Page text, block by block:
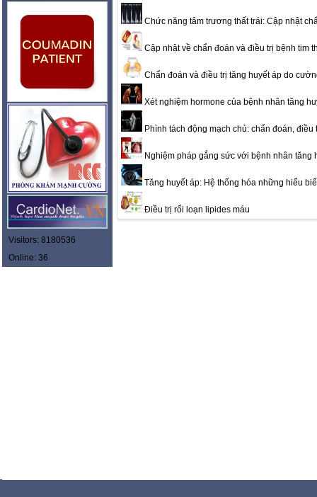
Visitors: 8180536
Online: 36
Chức năng tâm trương thất trái: Cập nhật
Cập nhật về chẩn đoán và điều trị bệnh tim
Chẩn đoán và điều trị tăng huyết áp do
Xét nghiệm hormone của bệnh nhân tăng
Phình tách động mạch chủ: chẩn đoán, điều
Nghiệm pháp gắng sức với bệnh nhân tăng
Tăng huyết áp: Hệ thống hóa những hiểu
Điều trị rối loạn lipides máu